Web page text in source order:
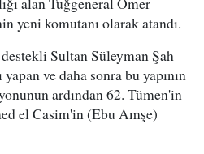
yeni komutanı olarak atandı.
Sultan Süleyman Şah
ve daha sonra bu yapının
ardından 62. Tümen'in
el Casim'in (Ebu Amşe)